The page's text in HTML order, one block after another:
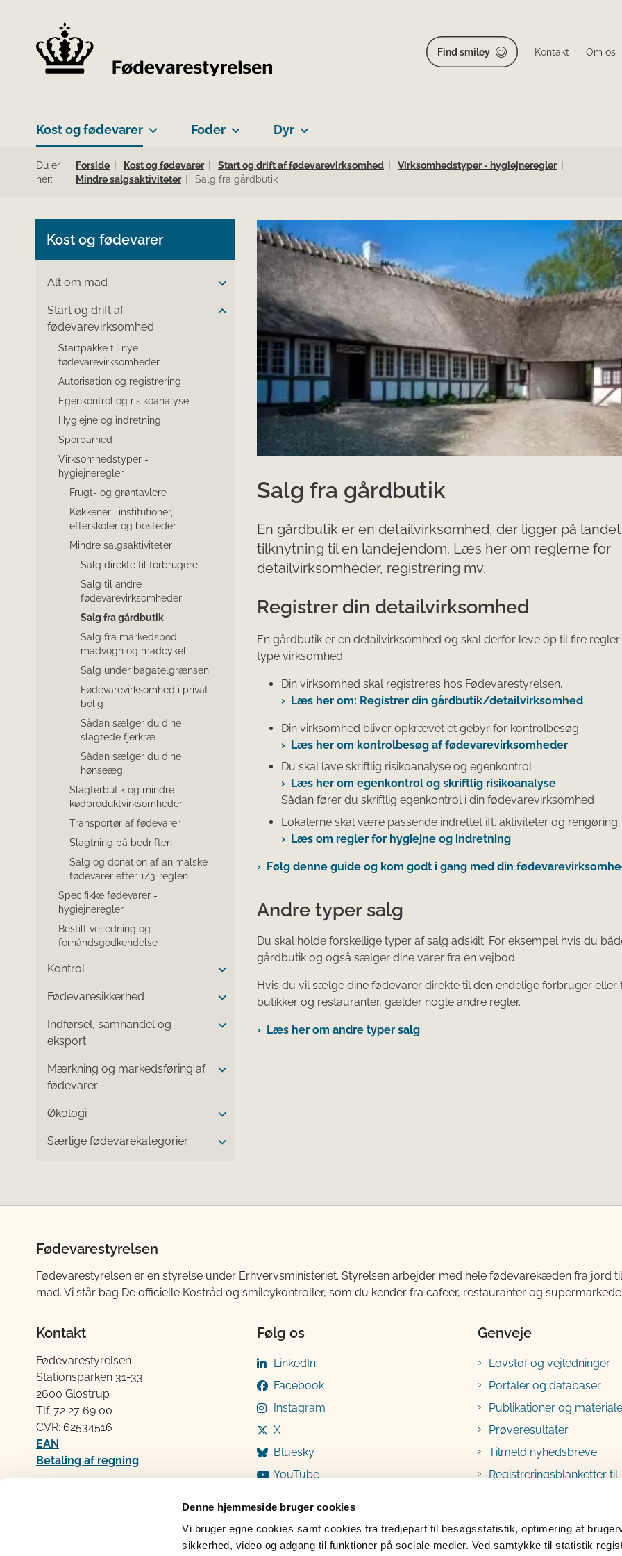
Denne hjemmeside bruger cookies
Vi bruger egne cookies samt cookies fra tredjepart til besøgsstatistik, optimering af
sikkerhed, video og adgang til funktioner på sociale medier. Ved samtykke til statistik
Find smiley Kontakt Om os
Kost og fødevarer Foder Dyr
Du er
her:
Forside Kost og fødevarer Start og drift af fødevarevirksomhed
Virksomhedstyper - hygiejneregler
Mindre salgsaktiviteter
Salg fra gårdbutik
Kost og fødevarer
Alt om mad
Start og drift af
fødevarevirksomhed
Startpakke til nye
fødevarevirksomheder
Autorisation og registrering
Egenkontrol og risikoanalyse
Hygiejne og indretning
Sporbarhed
Virksomhedstyper -
hygiejneregler
Frugt- og grøntavlere
Køkkener i institutioner,
efterskoler og bosteder
Mindre salgsaktiviteter
Salg direkte til forbrugere
Salg til andre
fødevarevirksomheder
Salg fra gårdbutik
Salg fra markedsbod,
madvogn og madcykel
Salg under bagatelgrænsen
Fødevarevirksomhed i privat
bolig
Sådan sælger du dine
slagtede fjerkræ
Sådan sælger du dine
hønseæg
Slagterbutik og mindre
kødproduktvirksomheder
Transportør af fødevarer
Slagtning på bedriften
Salg og donation af animalske
fødevarer efter 1/3-reglen
Specifikke fødevarer -
hygiejneregler
Bestilt vejledning og
forhåndsgodkendelse
Kontrol
Fødevaresikkerhed
Indførsel, samhandel og
eksport
Mærkning og markedsføring af
fødevarer
Økologi
Særlige fødevarekategorier
Salg fra gårdbutik
En gårdbutik er en detailvirksomhed, der ligger på
tilknytning til en landejendom. Læs her om reglerne for
detailvirksomheder, registrering mv.
​Registrer din detail​virksomhed​​​​​
En gårdbutik er en detailvirksomhed og skal derfor leve op til fire
type virksomhed:
Din virksomhed skal registreres hos Fødevarestyrelsen.
Læs her om: Registrer din gårdbutik/detailvirksomhed
Din virksomhed bliver opkrævet et gebyr for kontrolbesøg
Læs her om kontrolbesøg af fødevarevirksomheder
Du skal lave skriftlig risikoanalyse og egenkontrol
Læs her om egenkontrol og skriftlig risikoanalyse
Sådan fører du skriftlig egenkontrol i din fødevarevirksomhed
Lokalerne skal være passende indrettet ift. aktiviteter og rengøring.
Læs om regler for hygiejne og indretning
Følg denne guide og kom godt i gang med din
​​Andre typer salg
Du skal holde forskellige typer af salg adskilt. For eksempel hvis du
gårdbutik og også sælger dine varer fra en vejbod.
Hvis du vil sælge dine fødevarer direkte til den endelige forbruger eller
butikker og restauranter, gælder nogle andre regler.
Læs her om andre typer salg​​​
Fødevarestyrelsen
Fødevarestyrelsen er en styrelse under Erhvervsministeriet. Styrelsen arbejder med hele fødevarekæden fra jord
mad. Vi står bag De officielle Kostråd og smileykontroller, som du kender fra cafeer, restauranter og
Kontakt
Fødevarestyrelsen
Stationsparken 31-33
2600 Glostrup
Tlf. 72 2​​​7 69 00
CVR: 62534516
EAN
Betaling af regning
Følg os
LinkedIn
Facebook
Instagram
X
Bluesky
YouTube
Genveje
Lovstof og vejledninger
Portaler og databaser
Publikationer og
Prøveresultater
Tilmeld nyhedsbreve
Registreringsblanketter til